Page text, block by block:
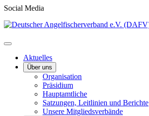
Social Media
Aktuelles
Über uns
Organisation
Präsidium
Hauptamtliche
Satzungen, Leitlinien und Berichte
Unsere Mitgliedsverbände